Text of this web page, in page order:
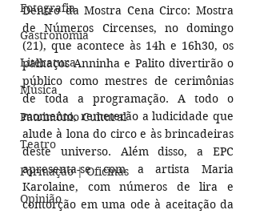
Fotografia
Gastronomia
Literatura
Música
Patrimônio Cultural
Teatro
Formação | Oficinas
Opinião
Dentro da Mostra Cena Circo: Mostra
de Números Circenses, no domingo
(21), que acontece às 14h e 16h30, os
palhaços Anninha e Palito divertirão o
público como mestres de cerimônias
de toda a programação. A todo o
momento, remeterão a ludicidade que
alude à lona do circo e às brincadeiras
deste universo. Além disso, a EPC
apresenta-se com a artista Maria
Karolaine, com números de lira e
contorção em uma ode à aceitação da